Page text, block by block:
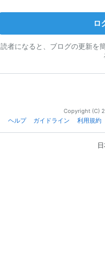
ロ
読者になると、ブログの更新を
Copyright (C)
ヘルプ
ガイドライン 利用規約